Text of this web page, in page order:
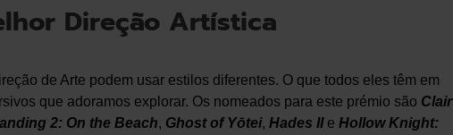
Direção Artística
de Arte podem usar estilos diferentes. O que todos eles têm em
que adoramos explorar. Os nomeados para este prémio são Clair
2: On the Beach, Ghost of Yōtei, Hades IIe Hollow Knight: